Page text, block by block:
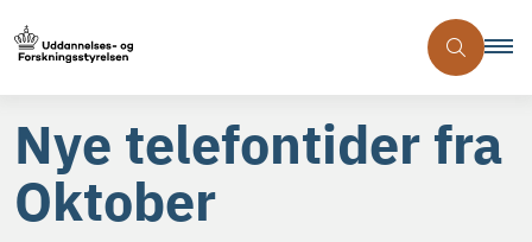
Nye telefontider fra
Oktober